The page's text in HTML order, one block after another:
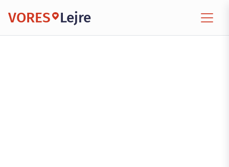
VORES Lejre